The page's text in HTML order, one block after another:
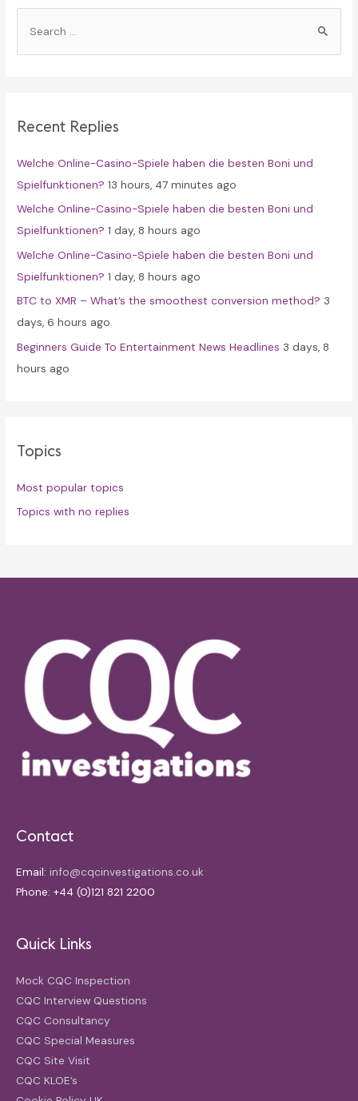
h
o
r
:
Recent Replies
Welche Online-Casino-Spiele haben die besten Boni und
Spielfunktionen? 13 hours, 47 minutes ago
Welche Online-Casino-Spiele haben die besten Boni und
Spielfunktionen? 1 day, 8 hours ago
Welche Online-Casino-Spiele haben die besten Boni und
Spielfunktionen? 1 day, 8 hours ago
BTC to XMR – What’s the smoothest conversion method? 3
days, 6 hours ago
Beginners Guide To Entertainment News Headlines 3 days, 8
hours ago
Topics
Most popular topics
Topics with no replies
Contact
Email: info@cqcinvestigations.co.uk
Phone: +44 (0)121 821 2200
Quick Links
Mock CQC Inspection
CQC Interview Questions
CQC Consultancy
CQC Special Measures
CQC Site Visit
CQC KLOE’s